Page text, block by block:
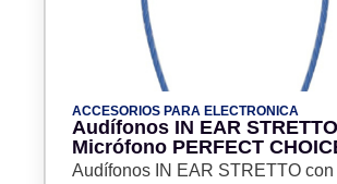
ACCESORIOS PARA ELECTRONICA
Audífonos IN EAR
Micrófono PERFECT
Azul, Alámbrico, 3.5 mm, 1.2
Audífonos IN EAR STRETTO con